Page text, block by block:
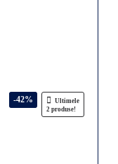
Ultimele
2 produse!
-42%